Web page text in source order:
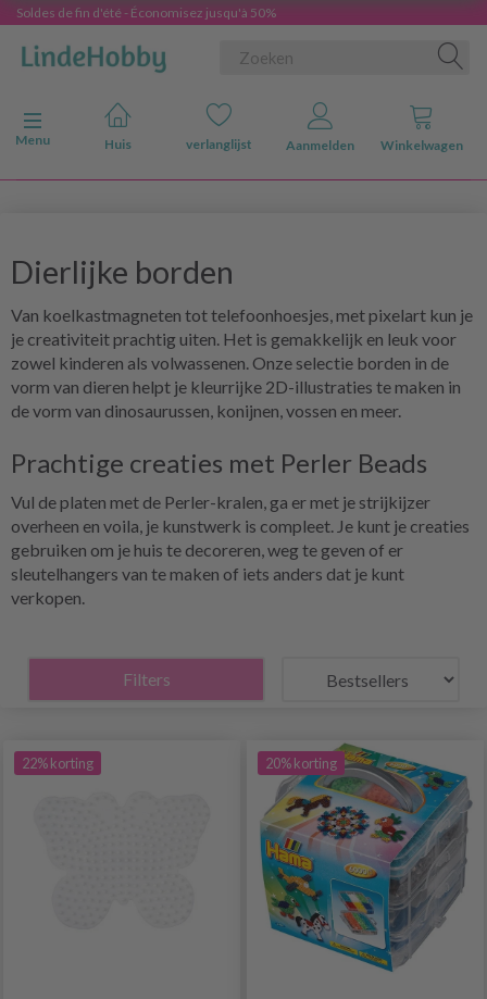
Soldes de fin d'été - Économisez jusqu'à 50%
Navigatie in-/uitschakelen
Menu
Huis verlanglijst Aanmelden Winkelwagen
Dierlijke borden
Van koelkastmagneten tot telefoonhoesjes, met pixelart kun je
je creativiteit prachtig uiten. Het is gemakkelijk en leuk voor
zowel kinderen als volwassenen. Onze selectie borden in de
vorm van dieren helpt je kleurrijke 2D-illustraties te maken in
de vorm van dinosaurussen, konijnen, vossen en meer.
Prachtige creaties met Perler Beads
Vul de platen met de Perler-kralen, ga er met je strijkijzer
overheen en voila, je kunstwerk is compleet. Je kunt je creaties
gebruiken om je huis te decoreren, weg te geven of er
sleutelhangers van te maken of iets anders dat je kunt
verkopen.
Filters
22% korting 20% korting